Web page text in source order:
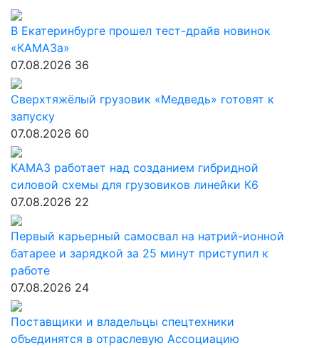
В Екатеринбурге прошел тест-драйв новинок
«КАМАЗа»
07.08.2026 36
Сверхтяжёлый грузовик «Медведь» готовят к
запуску
07.08.2026 60
КАМАЗ работает над созданием гибридной
силовой схемы для грузовиков линейки К6
07.08.2026 22
Первый карьерный самосвал на натрий-ионной
батарее и зарядкой за 25 минут приступил к
работе
07.08.2026 24
Поставщики и владельцы спецтехники
объединятся в отраслевую Ассоциацию